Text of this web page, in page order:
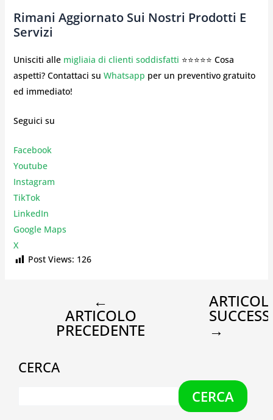
Rimani Aggiornato Sui Nostri Prodotti E
Servizi
Unisciti alle migliaia di clienti soddisfatti ⭐⭐⭐⭐⭐ Cosa
aspetti? Contattaci su Whatsapp per un preventivo gratuito
ed immediato!
Seguici su
Facebook
Youtube
Instagram
TikTok
LinkedIn
Google Maps
X
Post Views: 126
←
ARTICOLO
PRECEDENTE →
CERCA
CERCA